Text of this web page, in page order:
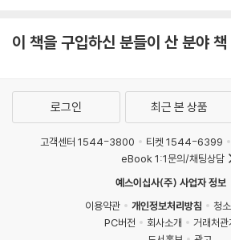
이 책을 구입하신 분들이 산 분야 책
로그인 최근 본 상품
고객센터 1544-3800 티켓 1544-6399
eBook 1:1문의/채팅상담
예스이십사(주) 사업자 정보
이용약관
개인정보처리방침
청
PC버전
회사소개
거래처관